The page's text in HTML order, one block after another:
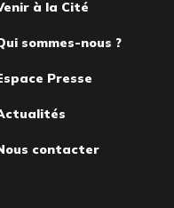
à la Cité
sommes-nous ?
Presse
contacter